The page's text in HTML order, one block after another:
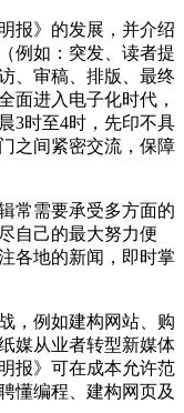
报》的发展，并介绍
例如：突发、读者提
、审稿、排版、最终
面进入电子化时代，
3时至4时，先印不具
之间紧密交流，保障
常需要承受多方面的
自己的最大努力便
各地的新闻，即时掌
，例如建构网站、购
媒从业者转型新媒体
报》可在成本允许范
懂编程、建构网页及